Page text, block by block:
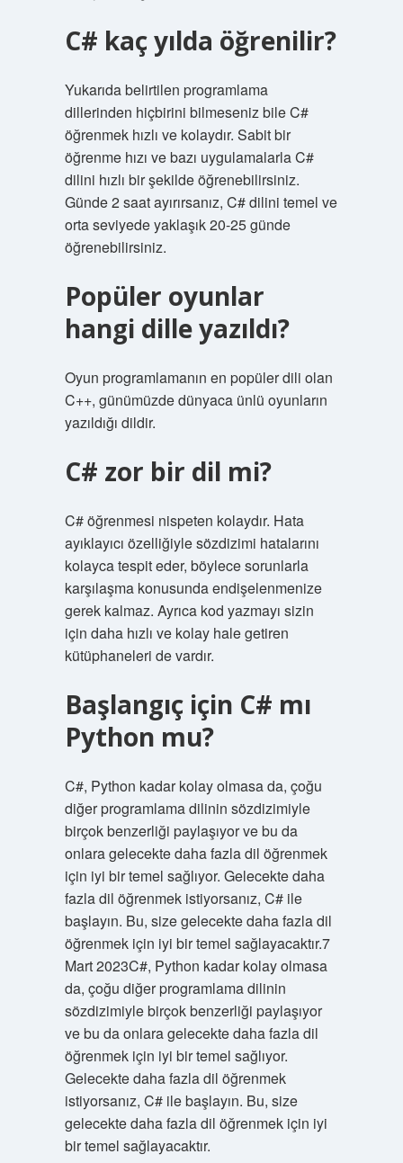
C# kaç yılda öğrenilir?
Yukarıda belirtilen programlama
dillerinden hiçbirini bilmeseniz bile C#
öğrenmek hızlı ve kolaydır. Sabit bir
öğrenme hızı ve bazı uygulamalarla C#
dilini hızlı bir şekilde öğrenebilirsiniz.
Günde 2 saat ayırırsanız, C# dilini temel ve
orta seviyede yaklaşık 20-25 günde
öğrenebilirsiniz.
Popüler oyunlar
hangi dille yazıldı?
Oyun programlamanın en popüler dili olan
C++, günümüzde dünyaca ünlü oyunların
yazıldığı dildir.
C# zor bir dil mi?
C# öğrenmesi nispeten kolaydır. Hata
ayıklayıcı özelliğiyle sözdizimi hatalarını
kolayca tespit eder, böylece sorunlarla
karşılaşma konusunda endişelenmenize
gerek kalmaz. Ayrıca kod yazmayı sizin
için daha hızlı ve kolay hale getiren
kütüphaneleri de vardır.
Başlangıç için C# mı
Python mu?
C#, Python kadar kolay olmasa da, çoğu
diğer programlama dilinin sözdizimiyle
birçok benzerliği paylaşıyor ve bu da
onlara gelecekte daha fazla dil öğrenmek
için iyi bir temel sağlıyor. Gelecekte daha
fazla dil öğrenmek istiyorsanız, C# ile
başlayın. Bu, size gelecekte daha fazla dil
öğrenmek için iyi bir temel sağlayacaktır.7
Mart 2023C#, Python kadar kolay olmasa
da, çoğu diğer programlama dilinin
sözdizimiyle birçok benzerliği paylaşıyor
ve bu da onlara gelecekte daha fazla dil
öğrenmek için iyi bir temel sağlıyor.
Gelecekte daha fazla dil öğrenmek
istiyorsanız, C# ile başlayın. Bu, size
gelecekte daha fazla dil öğrenmek için iyi
bir temel sağlayacaktır.